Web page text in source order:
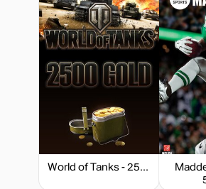
World of Tanks - 2500 Gold